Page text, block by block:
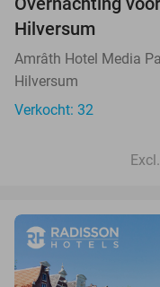
Hilversum
Amrâth Hotel Media
Hilversum
Verkocht: 32